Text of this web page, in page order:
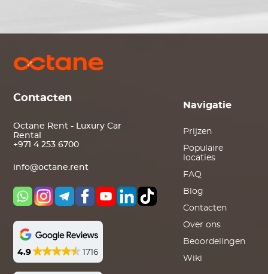
Contacten
Octane Rent - Luxury Car
Rental
+971 4 253 6700
info@octane.rent
4.9 1716
Navigatie
Prijzen
Populaire
locaties
FAQ
Blog
Contacten
Over ons
Beoordelingen
Wiki